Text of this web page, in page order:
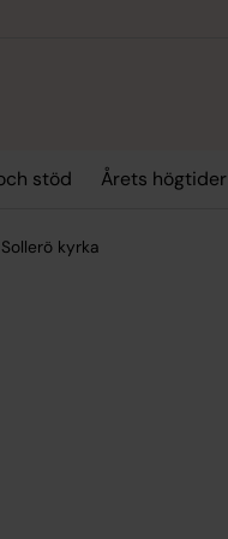
stöd Årets högtider
Sollerö kyrka